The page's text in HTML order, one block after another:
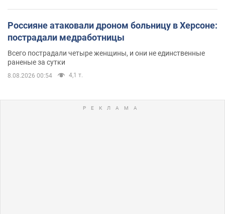
Россияне атаковали дроном больницу в Херсоне:
пострадали медработницы
Всего пострадали четыре женщины, и они не единственные
раненые за сутки
8.08.2026 00:54 4,1 т.